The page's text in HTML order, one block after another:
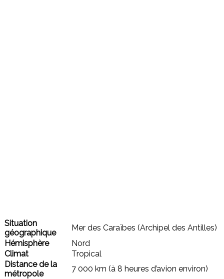
Situation
géographique
Mer des Caraïbes (Archipel des Antilles)
Hémisphère
Nord
Climat
Tropical
Distance de la
métropole
7 000 km (à 8 heures d’avion environ)